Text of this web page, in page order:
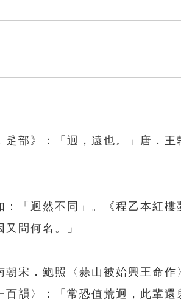
辵部》：「迥，遠也。」唐．
：「迥然不同」。《程乙本紅
問何名。」
朝宋．鮑照〈蒜山被始興王命
韻〉：「常恐值荒迥，此輩還